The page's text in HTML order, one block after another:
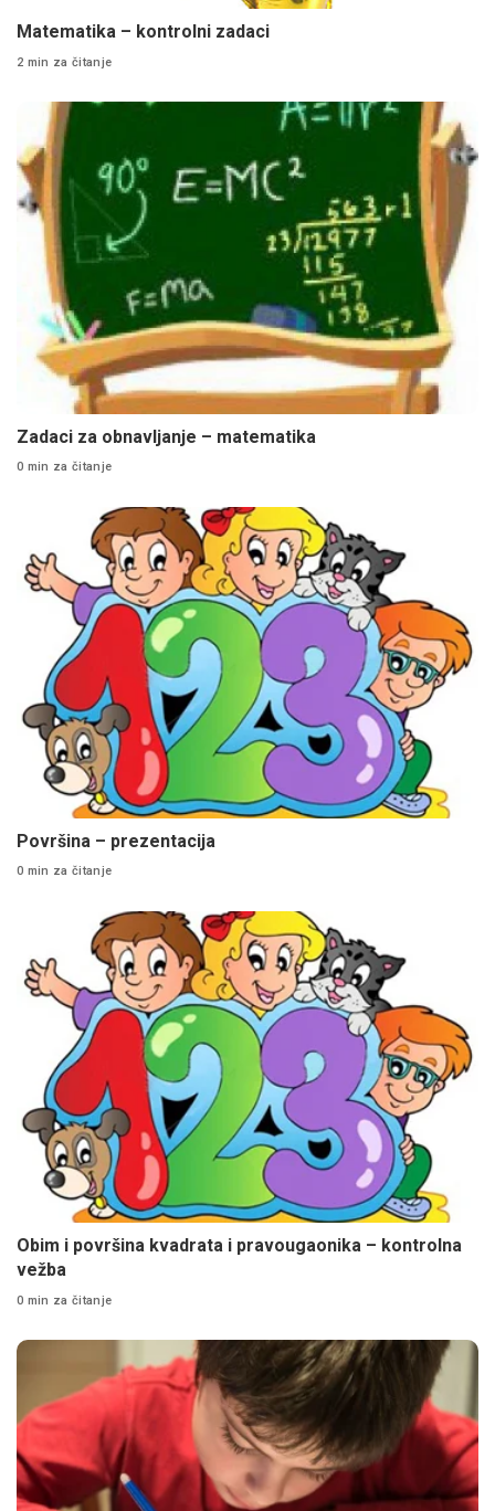
Matematika – kontrolni zadaci
2 min za čitanje
Zadaci za obnavljanje – matematika
0 min za čitanje
Površina – prezentacija
0 min za čitanje
Obim i površina kvadrata i pravougaonika – kontrolna
vežba
0 min za čitanje